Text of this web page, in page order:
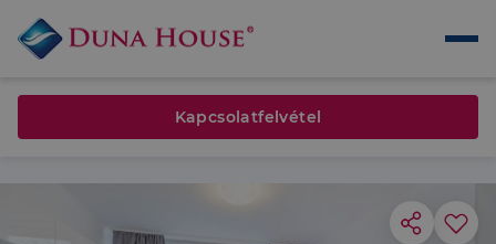
Kapcsolatfelvétel